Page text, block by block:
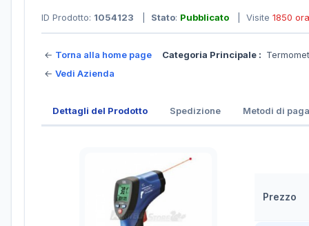
ID Prodotto: 1054123 Stato: Pubblicato | Visite 1850 ora
← Torna alla home page
← Vedi Azienda
Categoria Principale :
Dettagli del Prodotto Spedizione Metodi di
Prezzo